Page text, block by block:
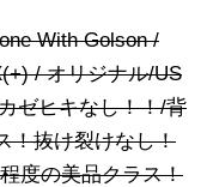
With Golson /
/ オリジナル/US
ゼヒキなし！！/背
！抜け裂けなし！
度の美品クラス！